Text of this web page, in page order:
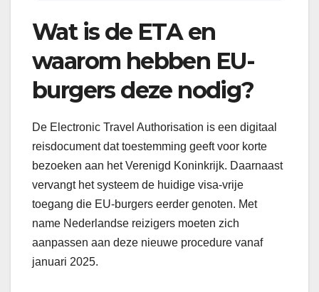
Wat is de ETA en
waarom hebben EU-
burgers deze nodig?
De Electronic Travel Authorisation is een digitaal
reisdocument dat toestemming geeft voor korte
bezoeken aan het Verenigd Koninkrijk. Daarnaast
vervangt het systeem de huidige visa-vrije
toegang die EU-burgers eerder genoten. Met
name Nederlandse reizigers moeten zich
aanpassen aan deze nieuwe procedure vanaf
januari 2025.